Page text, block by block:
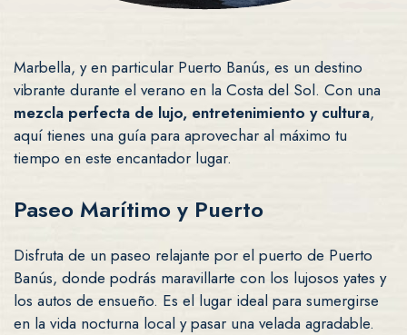
Marbella, y en particular Puerto Banús, es un destino
vibrante durante el verano en la Costa del Sol. Con una
mezcla perfecta de lujo, entretenimiento y cultura,
aquí tienes una guía para aprovechar al máximo tu
tiempo en este encantador lugar.
Paseo Marítimo y Puerto
Disfruta de un paseo relajante por el puerto de Puerto
Banús, donde podrás maravillarte con los lujosos yates y
los autos de ensueño. Es el lugar ideal para sumergirse
en la vida nocturna local y pasar una velada agradable.